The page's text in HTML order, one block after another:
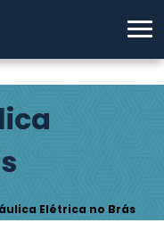
Elétrica no Brás